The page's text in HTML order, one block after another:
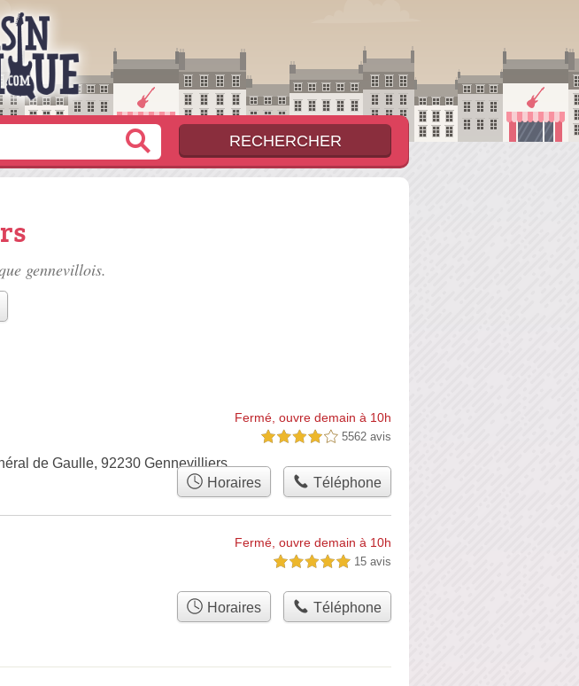
gennevillois.
de Gaulle, 92230 Gennevilliers
Fermé, ouvre demain à 10h
4,0 étoiles sur 5 5562 avis
Horaires Téléphone
Fermé, ouvre demain à 10h
5,0 étoiles sur 5 15 avis
Horaires Téléphone